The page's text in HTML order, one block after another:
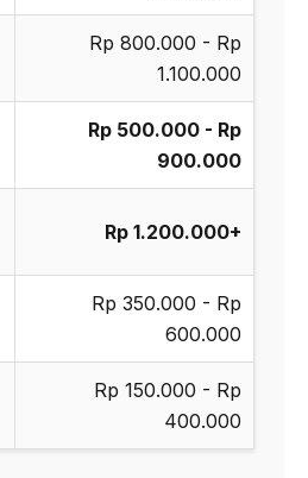
Rp 800.000 - Rp
1.100.000
Rp 500.000 - Rp
900.000
Rp 1.200.000+
Rp 350.000 - Rp
600.000
Rp 150.000 - Rp
400.000